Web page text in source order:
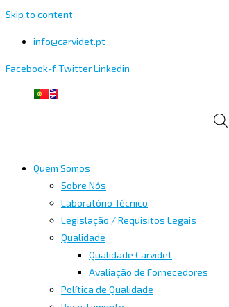
Skip to content
info@carvidet.pt
Facebook-fTwitterLinkedin
Quem Somos
Sobre Nós
Laboratório Técnico
Legislação / Requisitos Legais
Qualidade
Qualidade Carvidet
Avaliação de Fornecedores
Política de Qualidade